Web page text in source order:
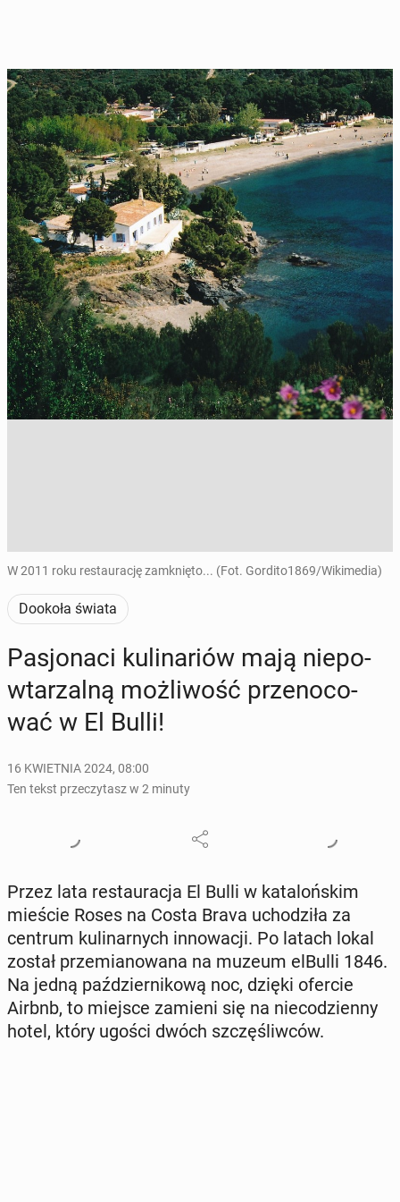
W 2011 roku restaurację zamknięto... (Fot. Gordito1869/Wikimedia)
Dookoła świata
Pa­sjo­na­ci ku­li­na­riów mają nie­po­
wta­rzal­ną moż­li­wość prze­no­co­
wać w El Bulli!
16 KWIETNIA 2024, 08:00
Ten tekst przeczytasz w 2 minuty
Przez lata re­stau­ra­cja El Bulli w ka­ta­loń­skim
mieście Roses na Costa Brava ucho­dzi­ła za
centrum ku­li­nar­nych in­no­wa­cji. Po latach lokal
został prze­mia­no­wa­na na muzeum elBulli 1846.
Na jedną paź­dzier­ni­ko­wą noc, dzięki ofercie
Airbnb, to miejsce zamieni się na nie­co­dzien­ny
hotel, który ugości dwóch szczę­śliw­ców.